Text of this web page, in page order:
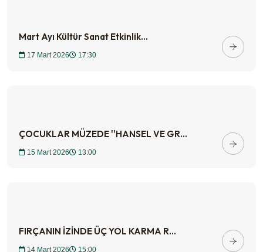
Mart Ayı Kültür Sanat Etkinlik...
17 Mart 2026 17:30
ÇOCUKLAR MÜZEDE ''HANSEL VE GR...
15 Mart 2026 13:00
FIRÇANIN İZİNDE ÜÇ YOL KARMA R...
14 Mart 2026 15:00